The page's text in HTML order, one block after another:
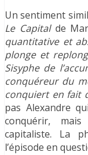
Un sentiment
Le Capitalde
quantitative et
plonge et
Sisyphe de
conquéreur du
conquiert en fait
pas Alexandre
conquérir, mais
capitaliste. La
l’épisode en